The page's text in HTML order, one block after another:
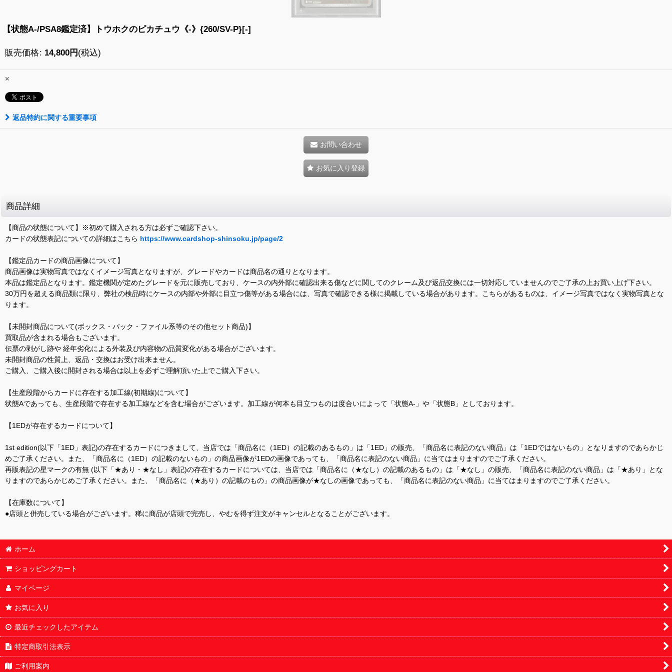
【状態A-/PSA8鑑定済】トウホクのピカチュウ《-》{260/SV-P}[-]
販売価格: 14,800円 (税込)
×
返品特約に関する重要事項
お問い合わせ
お気に入り登録
商品詳細
【商品の状態について】※初めて購入される方は必ずご確認下さい。
カードの状態表記についての詳細はこちら https://www.cardshop-shinsoku.jp/page/2
【鑑定品カードの商品画像について】
商品画像は実物写真ではなくイメージ写真となりますが、グレードやカードは商品名の通りとなります。
本品は鑑定品となります。鑑定機関が定めたグレードを元に販売しており、ケースの内外部に確認出来る傷などに関してのクレーム及び返品交換には一切対応していませんのでご了承の上お買い上げ下さい。
30万円を超える商品類に限り、弊社の検品時にケースの内部や外部に目立つ傷等がある場合には、写真で確認できる様に掲載している場合があります。こちらがあるものは、イメージ写真ではなく実物写真とな
ります。
【未開封商品について(ボックス・パック・ファイル系等のその他セット商品)】
買取品が含まれる場合もございます。
伝票の剥がし跡や 経年劣化による外装及び内容物の品質変化がある場合がございます。
未開封商品の性質上、返品・交換はお受け出来ません。
ご購入、ご購入後に開封される場合は以上を必ずご理解頂いた上でご購入下さい。
【生産段階からカードに存在する加工線(初期線)について】
状態Aであっても、生産段階で存在する加工線などを含む場合がございます。加工線が何本も目立つものは度合いによって「状態A-」や「状態B」としております。
【1EDが存在するカードについて】
1st edition(以下「1ED」表記)の存在するカードにつきまして、当店では「商品名に（1ED）の記載のあるもの」は「1ED」の販売、「商品名に表記のない商品」は「1EDではないもの」となりますのであらかじ
めご了承ください。また、「商品名に（1ED）の記載のないもの」の商品画像が1EDの画像であっても、「商品名に表記のない商品」に当てはまりますのでご了承ください。
再販表記の星マークの有無 (以下「★あり・★なし」表記)の存在するカードについては、当店では「商品名に（★なし）の記載のあるもの」は「★なし」の販売、「商品名に表記のない商品」は「★あり」とな
りますのであらかじめご了承ください。また、「商品名に（★あり）の記載のもの」の商品画像が★なしの画像であっても、「商品名に表記のない商品」に当てはまりますのでご了承ください。
【在庫数について】
●店頭と併売している場合がございます。稀に商品が店頭で完売し、やむを得ず注文がキャンセルとなることがございます。
ホーム
ショッピングカート
マイページ
お気に入り
最近チェックしたアイテム
特定商取引法表示
ご利用案内